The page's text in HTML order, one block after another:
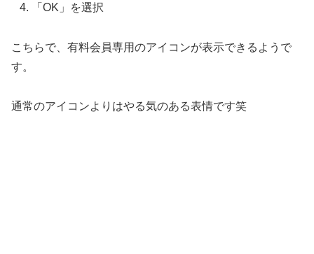
「OK」を選択
こちらで、有料会員専用のアイコンが表示できるようで
す。
通常のアイコンよりはやる気のある表情です笑